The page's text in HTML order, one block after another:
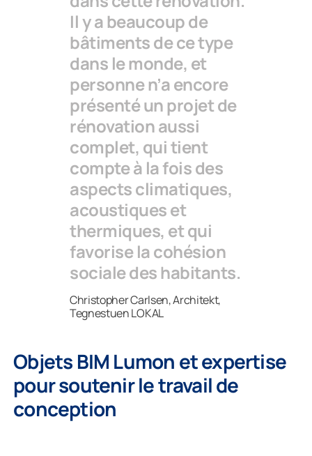
Il y a beaucoup de
bâtiments de ce type
dans le monde, et
personne n’a encore
présenté un projet de
rénovation aussi
complet, qui tient
compte à la fois des
aspects climatiques,
acoustiques et
thermiques, et qui
favorise la cohésion
sociale des habitants.
Christopher Carlsen, Architekt,
Tegnestuen LOKAL
Objets BIM Lumon et expertise
pour soutenir le travail de
conception